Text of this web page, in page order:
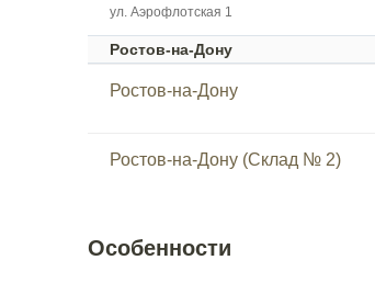
ул. Аэрофлотская 1
Ростов-на-Дону
Ростов-на-Дону
Ростов-на-Дону (Склад № 2)
Особенности